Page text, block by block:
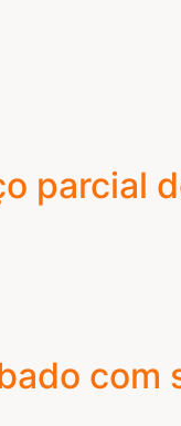
parcial